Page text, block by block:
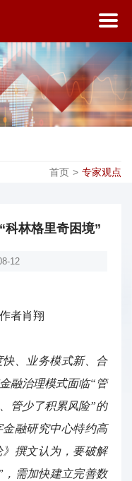
首页 > 专家观点
科林格里奇困境”
12
作者肖翔
、业务模式新、合
融治理模式面临“管
管少了积累风险”的
融研究中心特约高
撰文认为，要破解
需加快建立完善数